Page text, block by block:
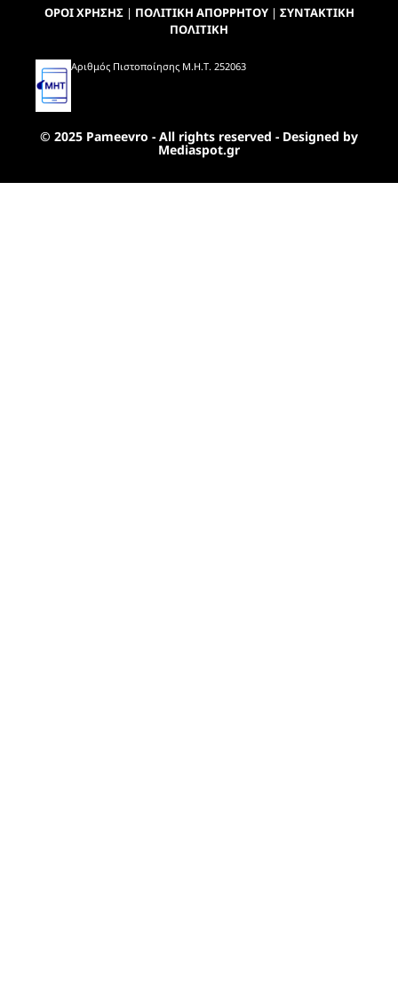
ΟΡΟΙ ΧΡΗΣΗΣ| ΠΟΛΙΤΙΚΗ ΑΠΟΡΡΗΤΟΥ| ΣΥΝΤΑΚΤΙΚΗ
ΠΟΛΙΤΙΚΗ
Αριθμός Πιστοποίησης Μ.Η.Τ. 252063
© 2025 Pameevro - All rights reserved - Designed by
Mediaspot.gr